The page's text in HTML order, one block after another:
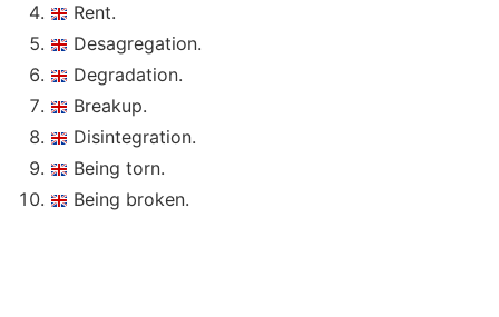
Rent.
Desagregation.
Degradation.
Breakup.
Disintegration.
Being torn.
Being broken.